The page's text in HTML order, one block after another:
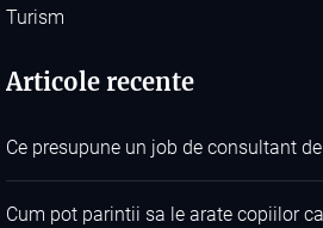
Turism
Articole recente
Ce presupune un job de consultant
Cum pot parintii sa le arate copiilor